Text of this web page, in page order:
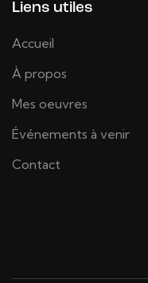
Liens utiles
Accueil
À propos
Mes oeuvres
Événements à venir
Contact